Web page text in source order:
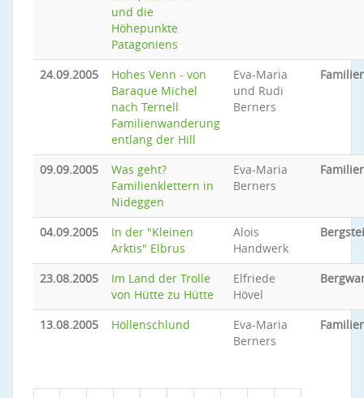
und die
Höhepunkte
Patagoniens
24.09.2005
Hohes Venn - von
Baraque Michel
nach Ternell
Familienwanderung
entlang der Hill
Eva-Maria
und Rudi
Berners
09.09.2005
Was geht?
Familienklettern in
Nideggen
Eva-Maria
Berners
04.09.2005
In der "Kleinen
Arktis" Elbrus
Alois
Handwerk
23.08.2005
Im Land der Trolle
von Hütte zu Hütte
Elfriede
Hövel
13.08.2005 Höllenschlund
Eva-Maria
Berners